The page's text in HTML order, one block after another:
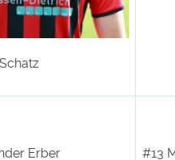
Erber #13